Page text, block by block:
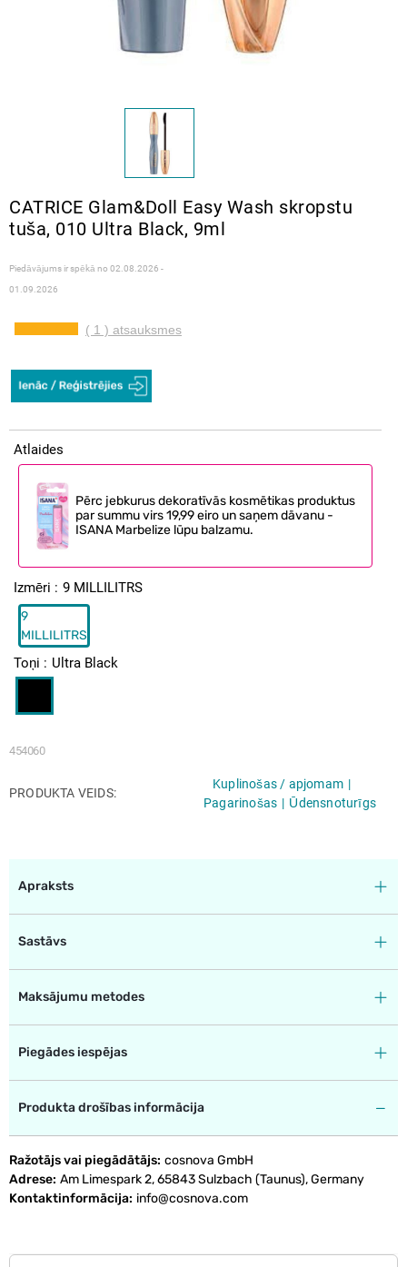
CATRICE Glam&Doll Easy Wash skropstu
tuša, 010 Ultra Black, 9ml
Piedāvājums ir spēkā no 02.08.2026 -
01.09.2026
( 1 ) atsauksmes
454060
Izmēri 9 MILLILITRS
9
MILLILITRS
Toņi Ultra Black
Atlaides
Pērc jebkurus dekoratīvās kosmētikas produktus
par summu virs 19,99 eiro un saņem dāvanu -
ISANA Marbelize lūpu balzamu.
PRODUKTA VEIDS
Kuplinošas / apjomam
Pagarinošas
Ūdensnoturīgs
Apraksts
Sastāvs
Maksājumu metodes
Piegādes iespējas
Produkta drošības informācija
Ražotājs vai piegādātājs cosnova GmbH
Adrese Am Limespark 2, 65843 Sulzbach (Taunus), Germany
Kontaktinformācija info@cosnova.com